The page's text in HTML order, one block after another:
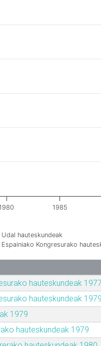
Udal hauteskundeak
Espainiako Kongresurako
1985
hauteskundeak 1977
hauteskundeak 1979
1979
hauteskundeak 1979